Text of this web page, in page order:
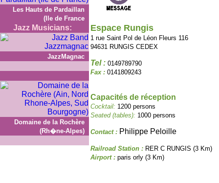
Les Hauts de Pardaillan
(Ile de France
Jazz Musicians:
JazzMagnac
Domaine de la Rochère
(Rh�ne-Alpes)
Espace Rungis
1 rue Saint Pol de Léon Fleurs 116
94631 RUNGIS CEDEX
Tel : 0149789790
Fax : 0141809243
Capacités de réception
Cocktail: 1200 persons
Seated (tables): 1000 persons
Contact : Philippe Peloille
Railroad Station : RER C RUNGIS (3 Km)
Airport : paris orly (3 Km)